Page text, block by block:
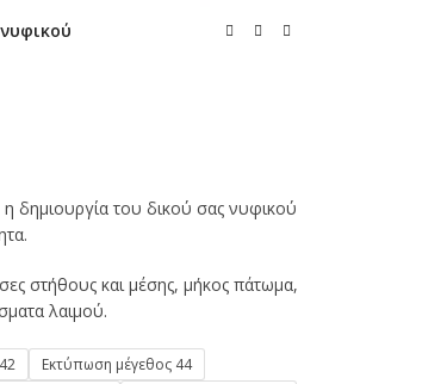
δημιουργία του δικού σας νυφικού
στήθους και μέσης, μήκος πάτωμα,
λαιμού.
Εκτύπωση μέγεθος 44